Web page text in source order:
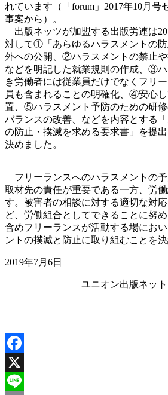
れています（「forum」2017年10月号
事案から）。
出版ネッツが加盟する出版労連は
対して①「あらゆるハラスメントの
外への公開、②ハラスメントの禁止
などを明記した就業規則の作成、③
き労働者には従業員だけでなくフリ
員も含まれることの明確化、④安心
置、⑤ハラスメント予防のための研
バランスの改善、などを内容とする
の防止・撲滅を求める要求書」を提
決めました。
フリーランスへのハラスメントの
取材先の責任が重要である一方、労
す。被害者の相談に対する適切な対
ど、労働組合としてできることに努
含めフリーランスが活動する場にお
ントの撲滅と防止に取り組むことを決
2019年7月6日
ユニオン出版ネッ
Facebook
X